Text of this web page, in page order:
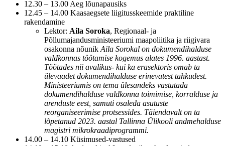
12.30 – 13.00 Aeg lõunapausiks
12.45 – 14.00 Kaasaegsete liigitusskeemide praktiline
rakendamine
Lektor: Aila Soroka, Regionaal- ja
Põllumajandusministeeriumi maapoliitika ja riigivara
osakonna nõunik Aila Sorokal on dokumendihalduse
valdkonnas töötamise kogemus alates 1996. aastast.
Töötades nii avalikus- kui ka erasektoris omab ta
ülevaadet dokumendihalduse erinevatest tahkudest.
Ministeeriumis on tema ülesandeks vastutada
dokumendihalduse valdkonna toimimise, korralduse ja
arenduste eest, samuti osaleda asutuste
reorganiseerimise protsessides. Täiendavalt on ta
lõpetanud 2023. aastal Tallinna Ülikooli andmehalduse
magistri mikrokraadiprogrammi.
14.00 – 14.10 Küsimused-vastused